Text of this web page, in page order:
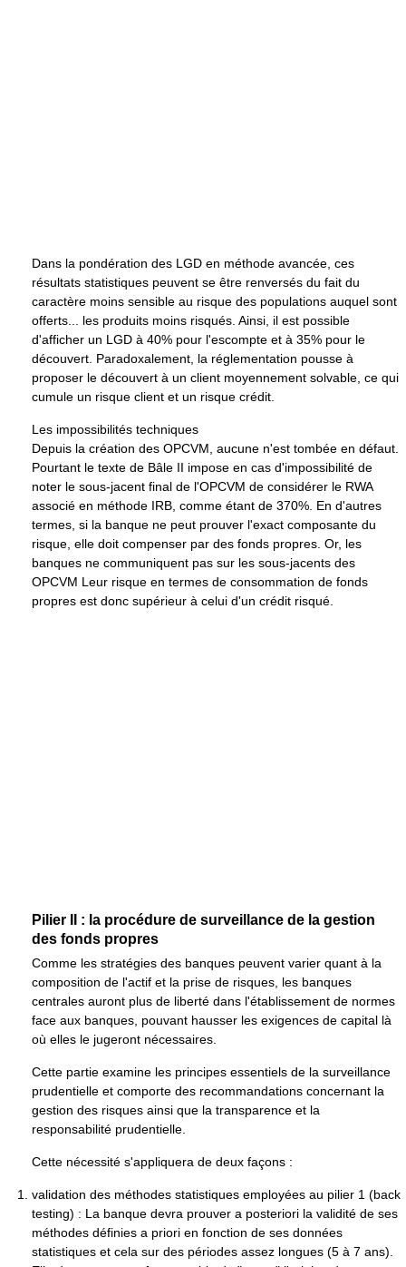
Dans la pondération des LGD en méthode avancée, ces
résultats statistiques peuvent se être renversés du fait du
caractère moins sensible au risque des populations auquel sont
offerts... les produits moins risqués. Ainsi, il est possible
d'afficher un LGD à 40% pour l'escompte et à 35% pour le
découvert. Paradoxalement, la réglementation pousse à
proposer le découvert à un client moyennement solvable, ce qui
cumule un risque client et un risque crédit.
Les impossibilités techniques
Depuis la création des OPCVM, aucune n'est tombée en défaut.
Pourtant le texte de Bâle II impose en cas d'impossibilité de
noter le sous-jacent final de l'OPCVM de considérer le RWA
associé en méthode IRB, comme étant de 370%. En d'autres
termes, si la banque ne peut prouver l'exact composante du
risque, elle doit compenser par des fonds propres. Or, les
banques ne communiquent pas sur les sous-jacents des
OPCVM Leur risque en termes de consommation de fonds
propres est donc supérieur à celui d'un crédit risqué.
Pilier II : la procédure de surveillance de la gestion
des fonds propres
Comme les stratégies des banques peuvent varier quant à la
composition de l'actif et la prise de risques, les banques
centrales auront plus de liberté dans l'établissement de normes
face aux banques, pouvant hausser les exigences de capital là
où elles le jugeront nécessaires.
Cette partie examine les principes essentiels de la surveillance
prudentielle et comporte des recommandations concernant la
gestion des risques ainsi que la transparence et la
responsabilité prudentielle.
Cette nécessité s'appliquera de deux façons :
validation des méthodes statistiques employées au pilier 1 (back
testing) : La banque devra prouver a posteriori la validité de ses
méthodes définies a priori en fonction de ses données
statistiques et cela sur des périodes assez longues (5 à 7 ans).